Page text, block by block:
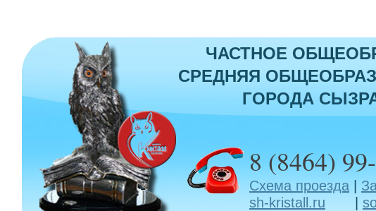
ЧАСТНОЕ
СРЕДНЯЯ
ГОРОДА
8 (8464)
Схема проезда
sh-kristall.ru